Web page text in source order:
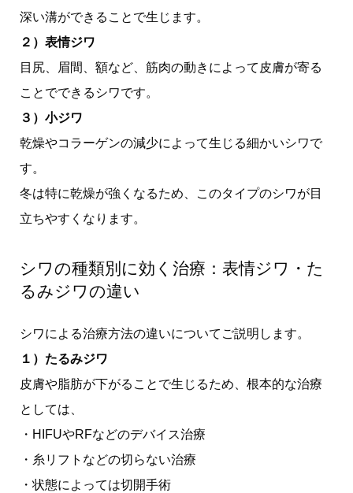
深い溝ができることで生じます。
２）表情ジワ
目尻、眉間、額など、筋肉の動きによって皮膚が寄る
ことでできるシワです。
３）小ジワ
乾燥やコラーゲンの減少によって生じる細かいシワで
す。
冬は特に乾燥が強くなるため、このタイプのシワが目
立ちやすくなります。
シワの種類別に効く治療：表情ジワ・た
るみジワの違い
シワによる治療方法の違いについてご説明します。
１）たるみジワ
皮膚や脂肪が下がることで生じるため、根本的な治療
としては、
・HIFUやRFなどのデバイス治療
・糸リフトなどの切らない治療
・状態によっては切開手術